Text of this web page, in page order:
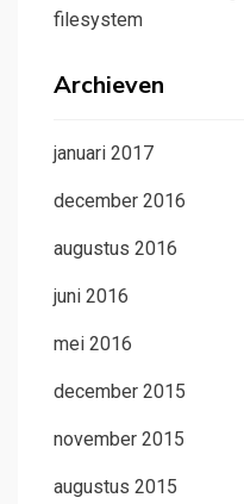
filesystem
Archieven
januari 2017
december 2016
augustus 2016
juni 2016
mei 2016
december 2015
november 2015
augustus 2015